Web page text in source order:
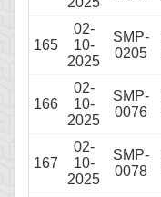
165
02-
10-
2025
SMP-
0205
166
02-
10-
2025
SMP-
0076
167
02-
10-
2025
SMP-
0078